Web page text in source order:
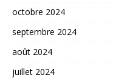
octobre 2024
septembre 2024
août 2024
juillet 2024